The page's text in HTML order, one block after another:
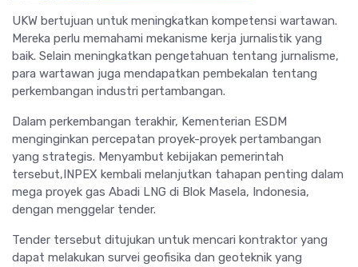
UKW bertujuan untuk meningkatkan kompetensi wartawan.
Mereka perlu memahami mekanisme kerja jurnalistik yang
baik. Selain meningkatkan pengetahuan tentang jurnalisme,
para wartawan juga mendapatkan pembekalan tentang
perkembangan industri pertambangan.
Dalam perkembangan terakhir, Kementerian ESDM
menginginkan percepatan proyek-proyek pertambangan
yang strategis. Menyambut kebijakan pemerintah
tersebut,INPEX kembali melanjutkan tahapan penting dalam
mega proyek gas Abadi LNG di Blok Masela, Indonesia,
dengan menggelar tender.
Tender tersebut ditujukan untuk mencari kontraktor yang
dapat melakukan survei geofisika dan geoteknik yang